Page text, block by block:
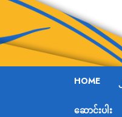
HOME
ဆောင်းပါး